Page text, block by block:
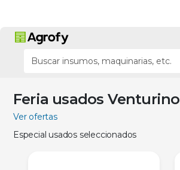
Feria usados Venturino
Ver ofertas
Especial usados seleccionados